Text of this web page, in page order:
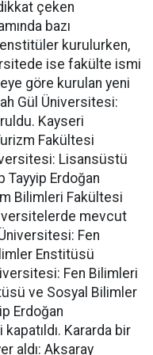
çeken
bazı
kurulurken,
ise fakülte ismi
göre kurulan yeni
Gül Üniversitesi:
Kayseri
Fakültesi
Lisansüstü
Tayyip Erdoğan
Bilimleri Fakültesi
mevcut
Fen
Enstitüsü
Fen Bilimleri
ve Sosyal Bilimler
Erdoğan
Kararda bir
aldı: Aksaray